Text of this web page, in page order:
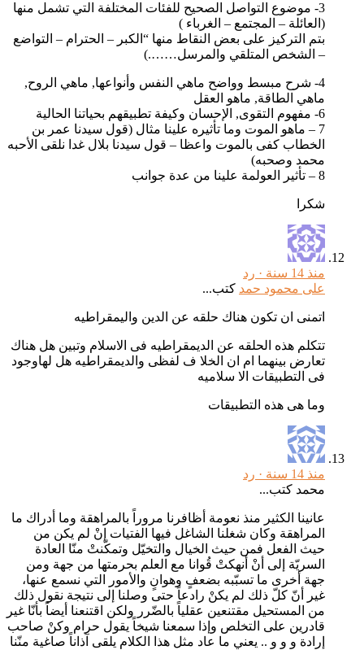
3- موضوع التواصل الصحيح للفئات المختلفة التي تشمل منها
(العائلة – المجتمع – الغرباء )
بتم التركيز على بعض النقاط منها “الكبر – الحترام – التواضع
– الشخص المتلقي والمرسل…….)
4- شرح مبسط وواضح ماهي النفس وأنواعها, ماهي الروح,
ماهي الطاقة, ماهو العقل
7 – ماهو الموت وما تأثيره علينا مثال (قول سيدنا عمر بن
الخطاب كفى بالموت واعظا – قول سيدنا بلال غدا نلقى الأحبه
محمد وصحبه)
رد
على محمود حمدكتب...
اتمنى ان تكون هناك حلقه عن الدين واليمقراطيه
تتكلم هذه الحلقه عن الديمقراطيه فى الاسلام وتبين هل هناك
تعارض بينهما ام ان الخلا ف لفظى والديمقراطيه هل لهاوجود
فى التطبيقات الا سلاميه
وما هى هذه التطبيقات
رد
محمد كتب...
عانينا الكثير منذ نعومة أظافرنا مروراً بالمراهقة وما أدراك ما
المراهقة وكان شغلنا الشاغل فيها الفتيات إنْ لم يكن من
حيث الفعل فمن حيث الخيال والتخيّل وتمكّنتْ منّا العادة
السريّة إلى أنْ أنهكتْ قُوانا مع العلم بحرمتها من جهة ومن
جهة أخرى ما تسبّبه بضعفٍ وهوانٍ والأمور التي نسمع عنها،
غير أنّ كلّ ذلك لم يكنْ رادعاً حتى وصلنا إلى نتيجة نقول ذلك
من المستحيل مقتنعين عقلياً بالضّرر ولكن اقتنعنا أيضاً بأنّا غير
قادرين على التخلص وإذا سمعنا شيخاً يقول حرام وكنْ صاحب
إرادة و و و .. يعني ما عاد مثل هذا الكلام يلقى آذاناً صاغية منّنا